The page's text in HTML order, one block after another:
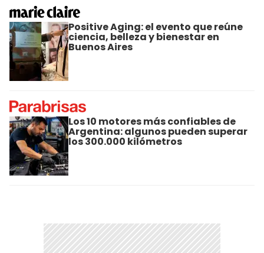
Positive Aging: el evento que reúne
ciencia, belleza y bienestar en
Buenos Aires
Los 10 motores más confiables de
Argentina: algunos pueden superar
los 300.000 kilómetros